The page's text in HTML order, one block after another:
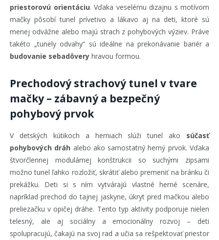
priestorovú orientáciu. Vďaka veselému dizajnu s motívom
mačky pôsobí tunel prívetivo a lákavo aj na deti, ktoré sú
menej odvážne alebo majú strach z pohybových výziev. Práve
takéto „tunely odvahy“ sú ideálne na prekonávanie bariér a
budovanie sebadôvery hravou formou.
Prechodový strachový tunel v tvare
mačky – zábavný a bezpečný
pohybový prvok
V detských kútikoch a herniach slúži tunel ako súčasť
pohybových dráh alebo ako samostatný herný prvok. Vďaka
štvorčlennej modulárnej konštrukcii so suchými zipsami
možno tunel ľahko rozložiť, skrátiť alebo premeniť na bránku či
prekážku. Deti si s ním vytvárajú vlastné herné scenáre,
napríklad prechod do tajnej jaskyne, úkryt pred mačkou alebo
preliezačku v opičej dráhe. Tento typ aktivity podporuje nielen
telesný, ale aj sociálny a emocionálny rozvoj – deti
spolupracujú, čakajú na svoj rad a učia sa rešpektovať priestor